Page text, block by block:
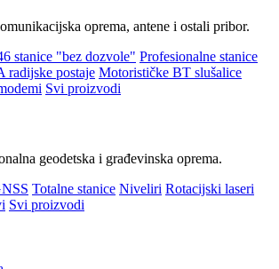
oprema, antene i ostali pribor.
stanice "bez dozvole" Profesionalne stanice
radijske postaje Motorističke BT slušalice
Svi proizvodi
geodetska i građevinska oprema.
Totalne stanice Niveliri Rotacijski laseri
Svi proizvodi